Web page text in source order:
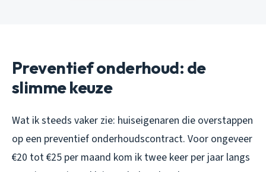
Preventief onderhoud: de
slimme keuze
Wat ik steeds vaker zie: huiseigenaren die overstappen
op een preventief onderhoudscontract. Voor ongeveer
€20 tot €25 per maand kom ik twee keer per jaar langs